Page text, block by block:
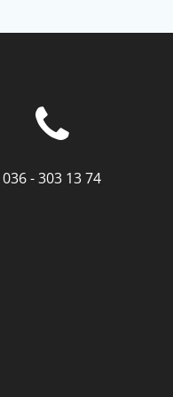
036 - 303 13 74